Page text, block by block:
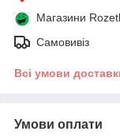
Магазини
Самовивіз
Всі умови
Умови оплати